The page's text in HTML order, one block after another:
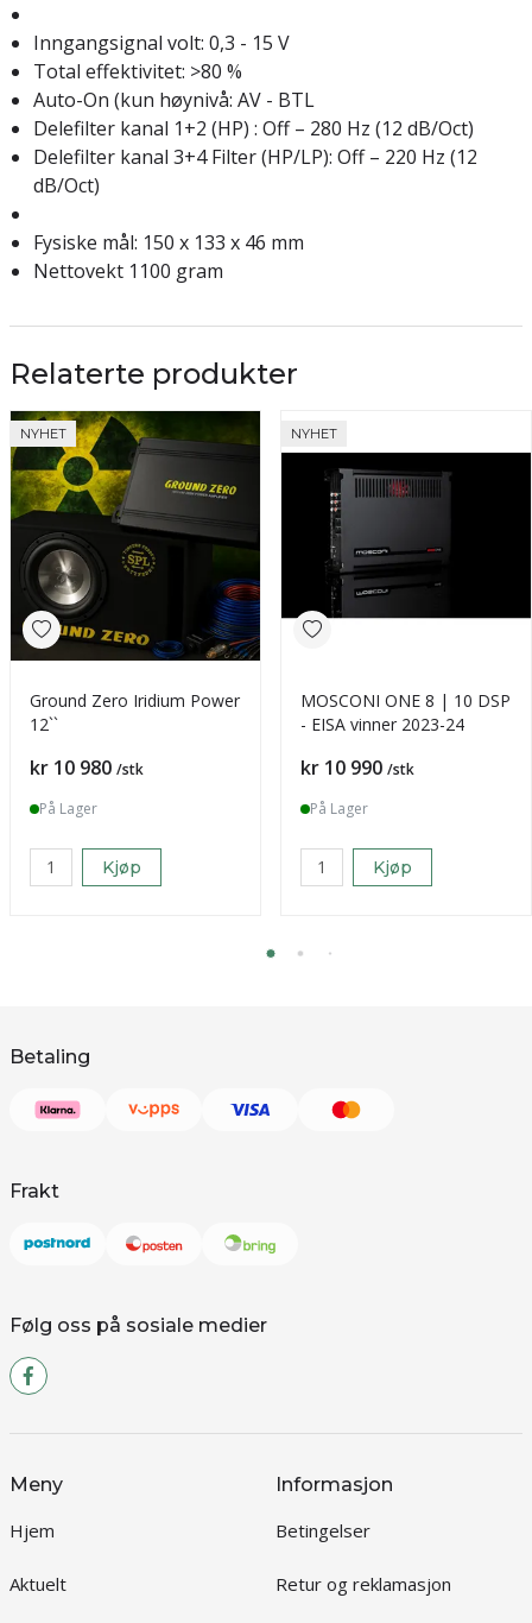
Inngangsignal volt: 0,3 - 15 V
Total effektivitet: >80 %
Auto-On (kun høynivå: AV - BTL
Delefilter kanal 1+2 (HP) : Off – 280 Hz (12 dB/Oct)
Delefilter kanal 3+4 Filter (HP/LP): Off – 220 Hz (12
dB/Oct)
Fysiske mål: 150 x 133 x 46 mm
Nettovekt 1100 gram
Relaterte produkter
NYHET
Ground Zero Iridium Power
12``
Pris
kr 10 980 /stk
På Lager
Kjøp
NYHET
MOSCONI ONE 8 | 10 DSP
- EISA vinner 2023-24
Pris
kr 10 990 /stk
På Lager
Kjøp
Betaling
Frakt
Følg oss på sosiale medier
Meny
Hjem
Aktuelt
Informasjon
Betingelser
Retur og reklamasjon